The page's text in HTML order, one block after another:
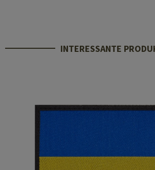
INTERESSANTE